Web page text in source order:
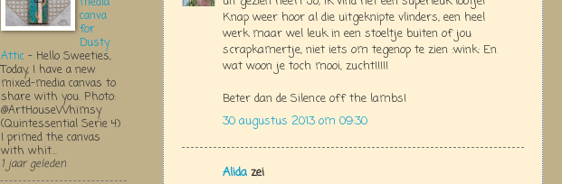
Knap weer hoor al die uitgeknipte vlinders, een heel
werk maar wel leuk in een stoeltje buiten of jou
scrapkamertje, niet iets om tegenop te zien :wink: En
wat woon je toch mooi, zucht!!!!!
Beter dan de Silence off the lambs!
30 augustus 2013 om 09:30
Alida zei
canva
for
Dusty
Attic - Hello Sweeties,
Today, I have a new
mixed-media canvas to
share with you. Photo:
@ArtHouseWhimsy
(Quintessential Serie 4)
I primed the canvas
with whit...
1 jaar geleden